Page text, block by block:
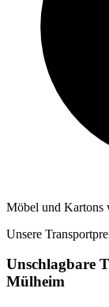
Möbel und Kartons
Unsere
Unschlagbare
Mülheim